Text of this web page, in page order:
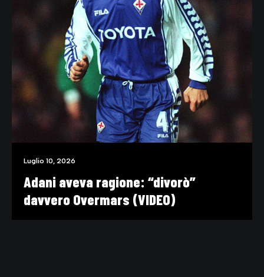
Luglio 10, 2026
Adani aveva ragione: “divorò”
davvero Overmars (VIDEO)